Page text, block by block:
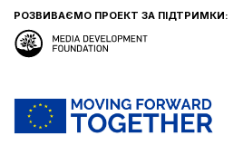
РОЗВИВАЄМО ПРОЕКТ ЗА ПІДТРИМКИ: